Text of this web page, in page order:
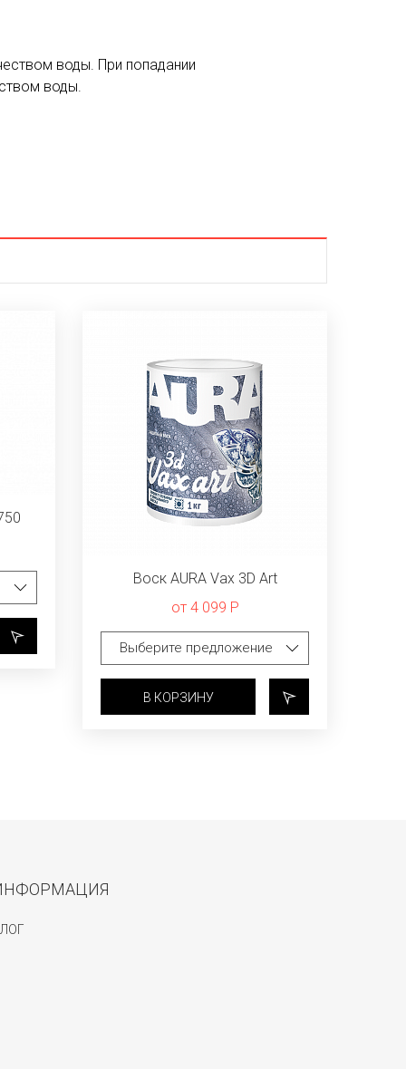
воды. При попадании
воды.
Воск AURA Vax 3D Art
от 4 099 Р
В КОРЗИНУ